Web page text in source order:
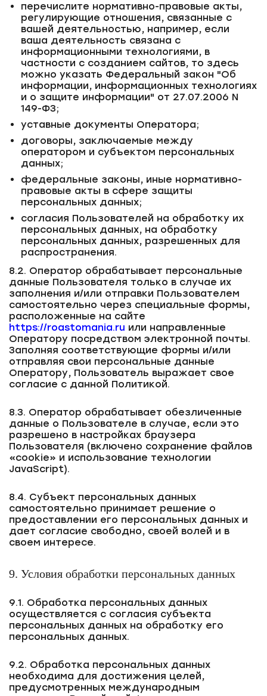
перечислите нормативно-правовые акты,
регулирующие отношения, связанные с
вашей деятельностью, например, если
ваша деятельность связана с
информационными технологиями, в
частности с созданием сайтов, то здесь
можно указать Федеральный закон "Об
информации, информационных технологиях
и о защите информации" от 27.07.2006 N
149-ФЗ;
уставные документы Оператора;
договоры, заключаемые между
оператором и субъектом персональных
данных;
федеральные законы, иные нормативно-
правовые акты в сфере защиты
персональных данных;
согласия Пользователей на обработку их
персональных данных, на обработку
персональных данных, разрешенных для
распространения.
8.2. Оператор обрабатывает персональные
данные Пользователя только в случае их
заполнения и/или отправки Пользователем
самостоятельно через специальные формы,
расположенные на сайте
https://roastomania.ru или направленные
Оператору посредством электронной почты.
Заполняя соответствующие формы и/или
отправляя свои персональные данные
Оператору, Пользователь выражает свое
согласие с данной Политикой.
8.3. Оператор обрабатывает обезличенные
данные о Пользователе в случае, если это
разрешено в настройках браузера
Пользователя (включено сохранение файлов
«cookie» и использование технологии
JavaScript).
8.4. Субъект персональных данных
самостоятельно принимает решение о
предоставлении его персональных данных и
дает согласие свободно, своей волей и в
своем интересе.
9. Условия обработки персональных данных
9.1. Обработка персональных данных
осуществляется с согласия субъекта
персональных данных на обработку его
персональных данных.
9.2. Обработка персональных данных
необходима для достижения целей,
предусмотренных международным